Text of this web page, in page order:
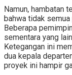
Namun, hambatan
bahwa tidak
Beberapa
sementara yang
Ketegangan ini
dua kepala
proyek ini hampir